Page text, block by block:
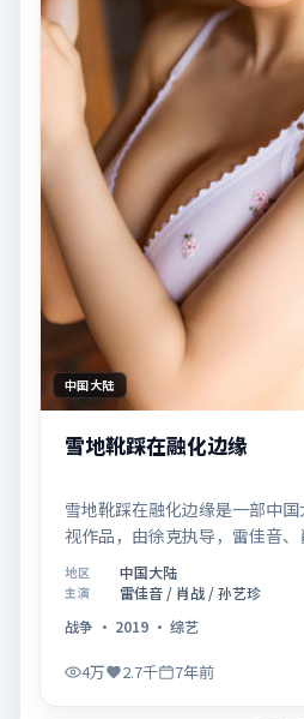
中国大陆
雪地靴踩在融化边缘
雪地靴踩在融化边缘是一部中
视作品，由徐克执导，雷佳音
演，于2019年07月26日在院线
拼图里的真相碎片」展开叙事，
力，节奏起伏得当，人物弧光完
化了类型片的观感体验，亦留有
适合关注现实主义叙事与人物关
地区 中国大陆
主演
雷佳音 / 肖战 / 孙艺珍
战争 · 2019 · 综艺
4万 2.7千 7年前